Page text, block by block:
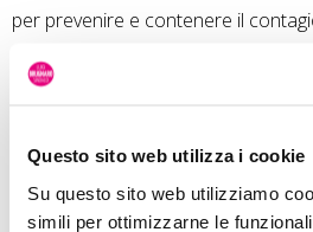
Questo sito web utilizza i cookie
Su questo sito web utilizziamo
simili per ottimizzarne le
per prevenire e contenere il
con questo contributo si andrà a
dei volontari o collaboratori che si
lucro. Nello specifico, secondo
l’importo del contributo da